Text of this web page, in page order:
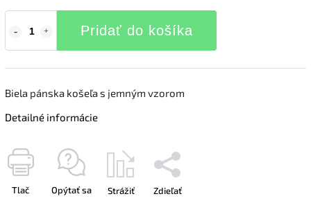
Pridať do košíka
Biela pánska košeľa s jemným vzorom
Detailné informácie
Tlač Opýtať sa Strážiť Zdieľať